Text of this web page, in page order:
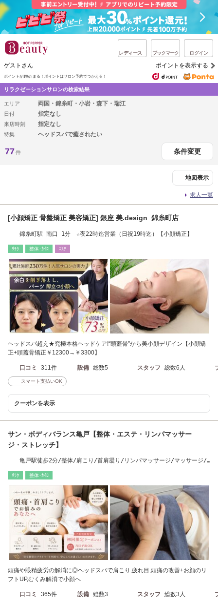
レディース ブックマーク ログイン
ゲストさん ポイントを表示する
ポイントが1%たまる！ ポイントはサロン予約でつかえる！
リラクゼーションサロンの検索結果
エリア 両国・錦糸町・小岩・森下・瑞江
日付 指定なし
来店時刻 指定なし
特集 ヘッドスパで癒されたい
77件 条件変更
地図表示
求人一覧
[小顔矯正 骨盤矯正 美容矯正] 銀座 美.design 錦糸町店
錦糸町駅 南口 1分 ☆夜22時迄営業（日祝19時迄）【小顔矯正】
ﾘﾗｸ 整体･ｶｲﾛ ｴｽﾃ
ヘッドスパ超え★究極本格ヘッドケア!“頭蓋骨”から美小顔デザイン【小顔矯
正+頭蓋骨矯正￥12300→￥3300】
口コミ 311件 設備 総数5 スタッフ 総数6人
スマート支払いOK
クーポンを表示
サン・ボディバランス亀戸【整体・エステ・リンパマッサー
ジ・ストレッチ】
亀戸駅徒歩2分/整体/肩こり/首肩凝り/リンパマッサージ/マッサージ/
ﾘﾗｸ 整体･ｶｲﾛ
頭痛や眼精疲労の解消に◎ヘッドスパで肩こり,疲れ目,頭痛の改善+お顔のリ
フトUP,むくみ解消で小顔へ
口コミ 365件 設備 総数3 スタッフ 総数3人